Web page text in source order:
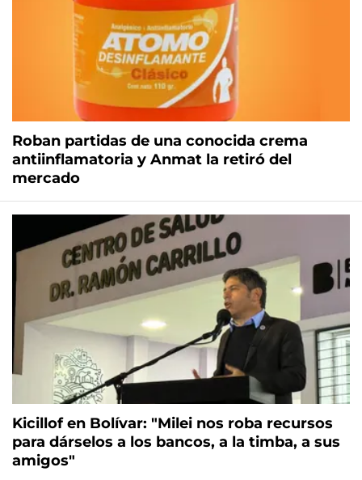
Roban partidas de una conocida crema
antiinflamatoria y Anmat la retiró del
mercado
Kicillof en Bolívar: "Milei nos roba recursos
para dárselos a los bancos, a la timba, a sus
amigos"